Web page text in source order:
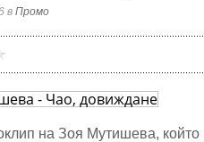
в Промо
Мутишева
-
Чао,
на Зоя Мутишева,